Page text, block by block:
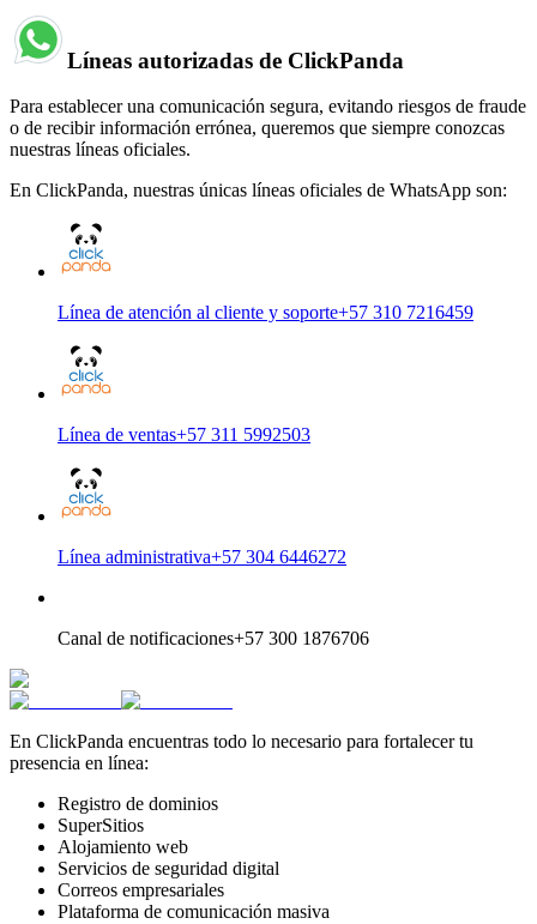
Líneas autorizadas de ClickPanda
Para establecer una comunicación segura, evitando riesgos de fraude
o de recibir información errónea, queremos que siempre conozcas
nuestras líneas oficiales.
En ClickPanda, nuestras únicas líneas oficiales de WhatsApp son:
Línea de atención al cliente y soporte+57 310 7216459
Línea de ventas+57 311 5992503
Línea administrativa+57 304 6446272
Canal de notificaciones+57 300 1876706
En ClickPanda encuentras todo lo necesario para fortalecer tu
presencia en línea:
Registro de dominios
SuperSitios
Alojamiento web
Servicios de seguridad digital
Correos empresariales
Plataforma de comunicación masiva